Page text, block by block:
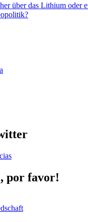
über das Lithium oder
por favor!